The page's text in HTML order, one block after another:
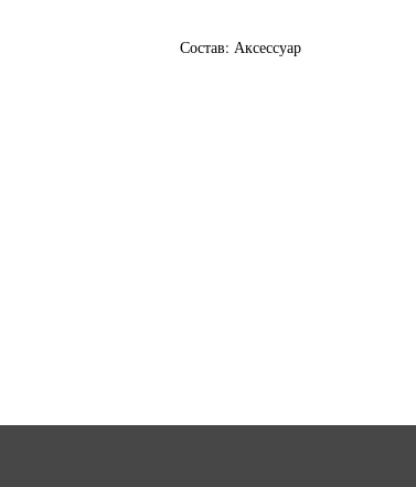
Состав: Аксессуар